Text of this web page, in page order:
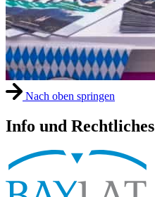
Nach oben springen
Info und Rechtliches